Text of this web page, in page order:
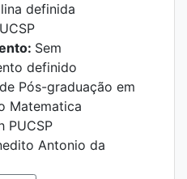
definida
Sem
definido
Pós-graduação em
Matematica
PUCSP
Antonio da